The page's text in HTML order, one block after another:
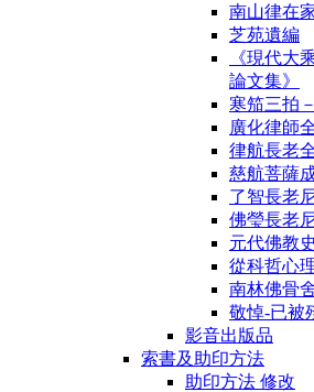
南山律在
芝苑遺編
《現代
論文集》
寒笳三拍
廣化律師
律航長老
慈航菩薩
了智長老
佛瑩長老
元代佛教史
從科哲心
南林佛骨
敬悼-已被
影音出版品
索書及助印方法
助印方法 修改